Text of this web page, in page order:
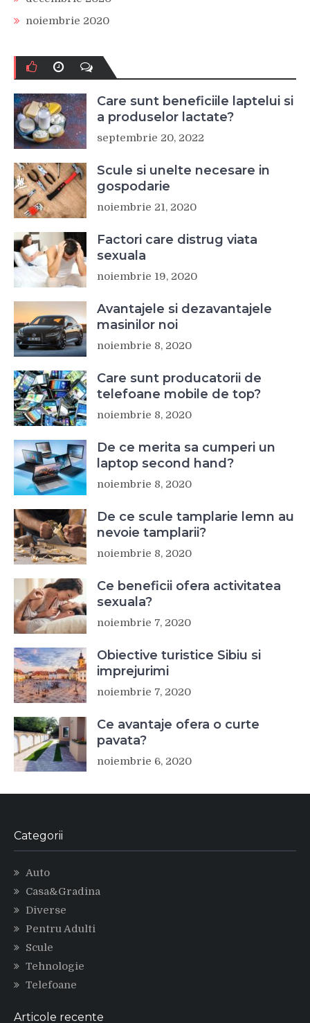
noiembrie 2020
Care sunt beneficiile laptelui si
a produselor lactate?
septembrie 20, 2022
Scule si unelte necesare in
gospodarie
noiembrie 21, 2020
Factori care distrug viata
sexuala
noiembrie 19, 2020
Avantajele si dezavantajele
masinilor noi
noiembrie 8, 2020
Care sunt producatorii de
telefoane mobile de top?
noiembrie 8, 2020
De ce merita sa cumperi un
laptop second hand?
noiembrie 8, 2020
De ce scule tamplarie lemn au
nevoie tamplarii?
noiembrie 8, 2020
Ce beneficii ofera activitatea
sexuala?
noiembrie 7, 2020
Obiective turistice Sibiu si
imprejurimi
noiembrie 7, 2020
Ce avantaje ofera o curte
pavata?
noiembrie 6, 2020
Categorii
Auto
Casa&Gradina
Diverse
Pentru Adulti
Scule
Tehnologie
Telefoane
Articole recente